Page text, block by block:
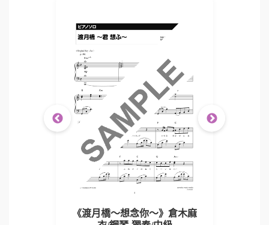
《渡月橋～想念你～》倉木麻